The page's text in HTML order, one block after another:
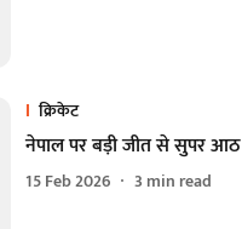
क्रिकेट
नेपाल पर बड़ी जीत से सुपर
15 Feb 2026 3 min read